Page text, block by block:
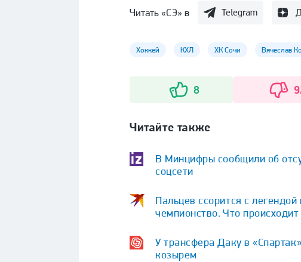
Читать «СЭ» в Telegram
Хоккей КХЛ ХК Сочи Вячеслав
8
Читайте также
В Минцифры сообщили об
соцсети
Пальцев ссорится с
чемпионство. Что
У трансфера Даку в
козырем